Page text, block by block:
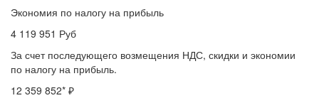
Экономия по налогу на прибыль
4 119 951 Руб
За счет последующего возмещения НДС, скидки и экономии
по налогу на прибыль.
12 359 852* ₽